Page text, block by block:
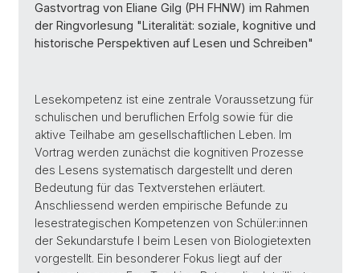
Gastvortrag von Eliane Gilg (PH FHNW) im Rahmen
der Ringvorlesung "Literalität: soziale, kognitive und
historische Perspektiven auf Lesen und Schreiben"
Lesekompetenz ist eine zentrale Voraussetzung für
schulischen und beruflichen Erfolg sowie für die
aktive Teilhabe am gesellschaftlichen Leben. Im
Vortrag werden zunächst die kognitiven Prozesse
des Lesens systematisch dargestellt und deren
Bedeutung für das Textverstehen erläutert.
Anschliessend werden empirische Befunde zu
lesestrategischen Kompetenzen von Schüler:innen
der Sekundarstufe I beim Lesen von Biologietexten
vorgestellt. Ein besonderer Fokus liegt auf der